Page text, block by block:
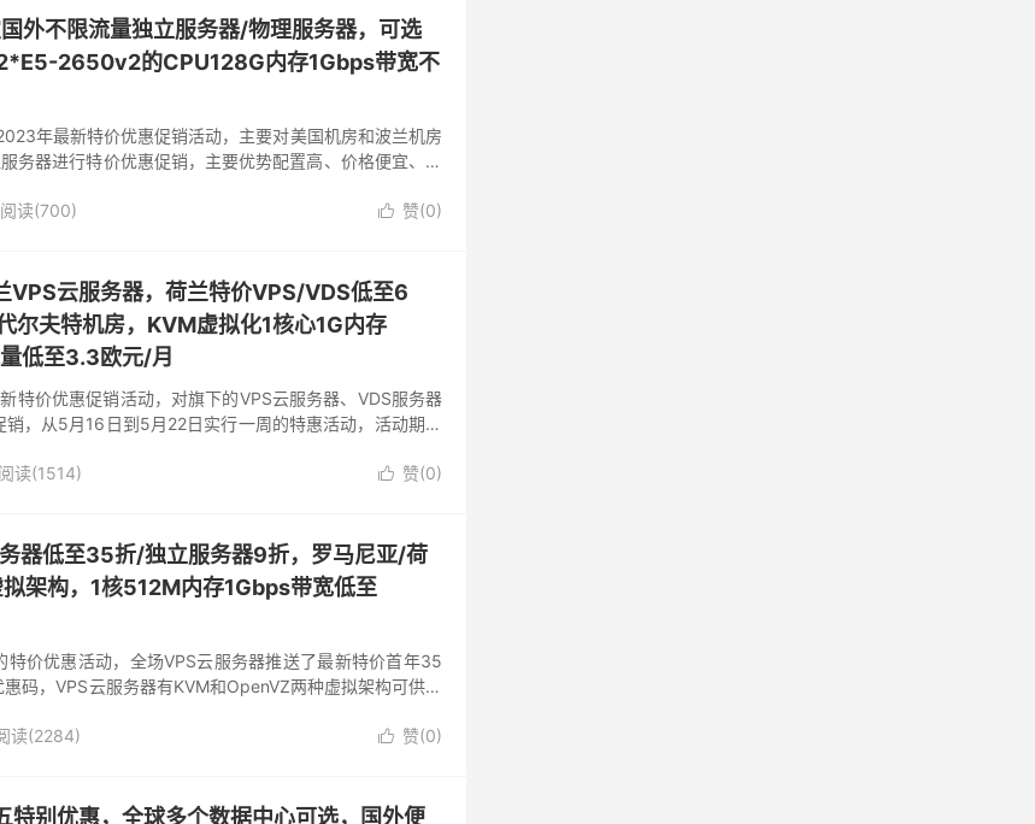
外不限流量独立服务器/物理服务器，可选
2650v2的CPU128G内存1Gbps带宽不
年最新特价优惠促销活动，主要对美国机房和波兰机房
务器进行特价优惠促销，主要优势配置高、价格便宜、流
 赞(0)
阅读(700)
VPS云服务器，荷兰特价VPS/VDS低至6
尔夫特机房，KVM虚拟化1核心1G内存
低至3.3欧元/月
特价优惠促销活动，对旗下的VPS云服务器、VDS服务器
，从5月16日到5月22日实行一周的特惠活动，活动期间
 赞(0)
阅读(1514)
器低至35折/独立服务器9折，罗马尼亚/荷
架构，1核512M内存1Gbps带宽低至
特价优惠活动，全场VPS云服务器推送了最新特价首年35
码，VPS云服务器有KVM和OpenVZ两种虚拟架构可供选
 赞(0)
读(2284)
特别优惠，全球多个数据中心可选，国外便